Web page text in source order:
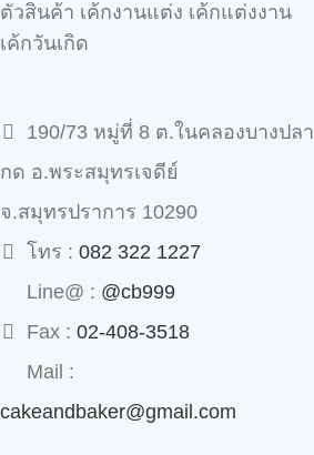
ตัวสินค้า เค้กงานแต่ง เค้กแต่งงาน
เค้กวันเกิด
190/73 หมู่ที่ 8 ต.ในคลองบางปลา
กด อ.พระสมุทรเจดีย์
จ.สมุทรปราการ 10290
โทร : 082 322 1227
Line@ : @cb999
Fax : 02-408-3518
Mail :
cakeandbaker@gmail.com